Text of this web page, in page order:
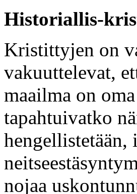
Historiallis-
Kristittyjen on
vakuuttelevat,
maailma on
tapahtuivatko
hengellistetään,
nojaa